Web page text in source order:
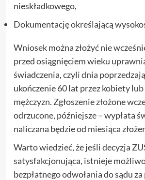
nieskładkowego,
Dokumentację określającą
Wniosek można złożyć nie
przed osiągnięciem wieku
świadczenia, czyli dnia
ukończenie 60 lat przez kobiety
mężczyzn. Zgłoszenie złożone
odrzucone, późniejsze – wypłata
naliczana będzie od miesiąca
Warto wiedzieć, że jeśli decyzja
satysfakcjonująca, istnieje
bezpłatnego odwołania do sądu